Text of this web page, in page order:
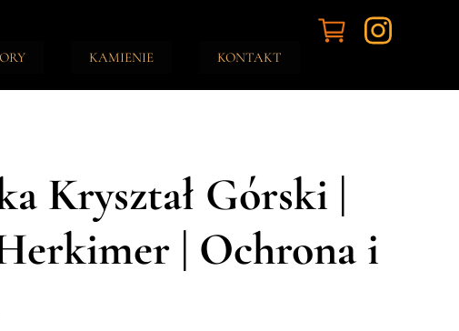
KAMIENIE KONTAKT
Kryształ Górski |
| Ochrona i